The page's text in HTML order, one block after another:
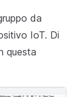
da
IoT. Di
questa